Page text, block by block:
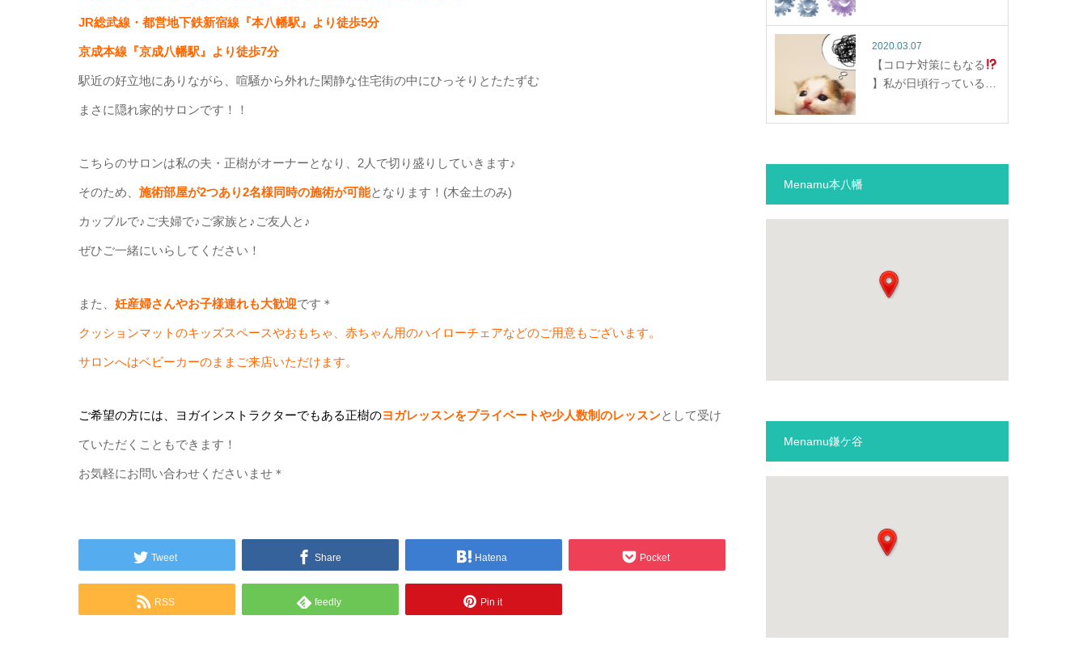
JR総武線・都営地下鉄新宿線『本八幡駅』より徒歩5分
京成本線『京成八幡駅』より徒歩7分
駅近の好立地にありながら、喧騒から外れた閑静な住宅街の中にひっそりとたたずむ
まさに隠れ家的サロンです！！
こちらのサロンは私の夫・正樹がオーナーとなり、2人で切り盛りしていきます♪
そのため、 施術部屋が2つあり2名様同時の施術が可能となります！(木金土のみ)
カップルで♪ご夫婦で♪ご家族と♪ご友人と♪
ぜひご一緒にいらしてください！
また、 妊産婦さんやお子様連れも大歓迎です＊
クッションマットのキッズスペースやおもちゃ、赤ちゃん用のハイローチェアなどのご用意もございます。
サロンへはベビーカーのままご来店いただけます。
ご希望の方には、ヨガインストラクターでもある正樹のヨガレッスンをプライベートや少人数制のレッスンとして受け
ていただくこともできます！
お気軽にお問い合わせくださいませ＊
Tweet Share Hatena Pocket
RSS feedly Pin it
2020.03.07
【コロナ対策にもなる
】私が日頃行っている…
Menamu本八幡
Menamu鎌ケ谷